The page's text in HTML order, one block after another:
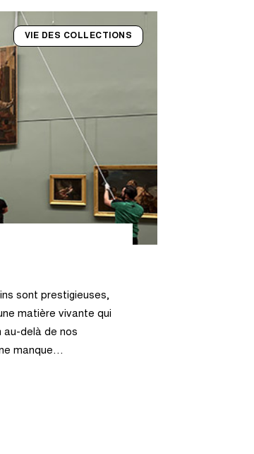
VIE DES COLLECTIONS
sont prestigieuses,
matière vivante qui
au-delà de nos
manque…